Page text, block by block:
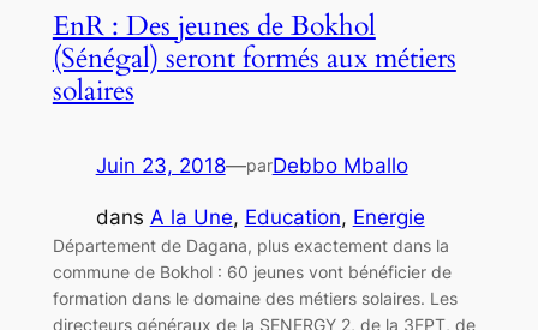
EnR : Des jeunes de Bokhol
(Sénégal) seront formés aux métiers
solaires
Juin 23, 2018—parDebbo Mballo
dans A la Une, Education, Energie
Département de Dagana, plus exactement dans la
commune de Bokhol : 60 jeunes vont bénéficier de
formation dans le domaine des métiers solaires. Les
directeurs généraux de la SENERGY 2, de la 3FPT, de